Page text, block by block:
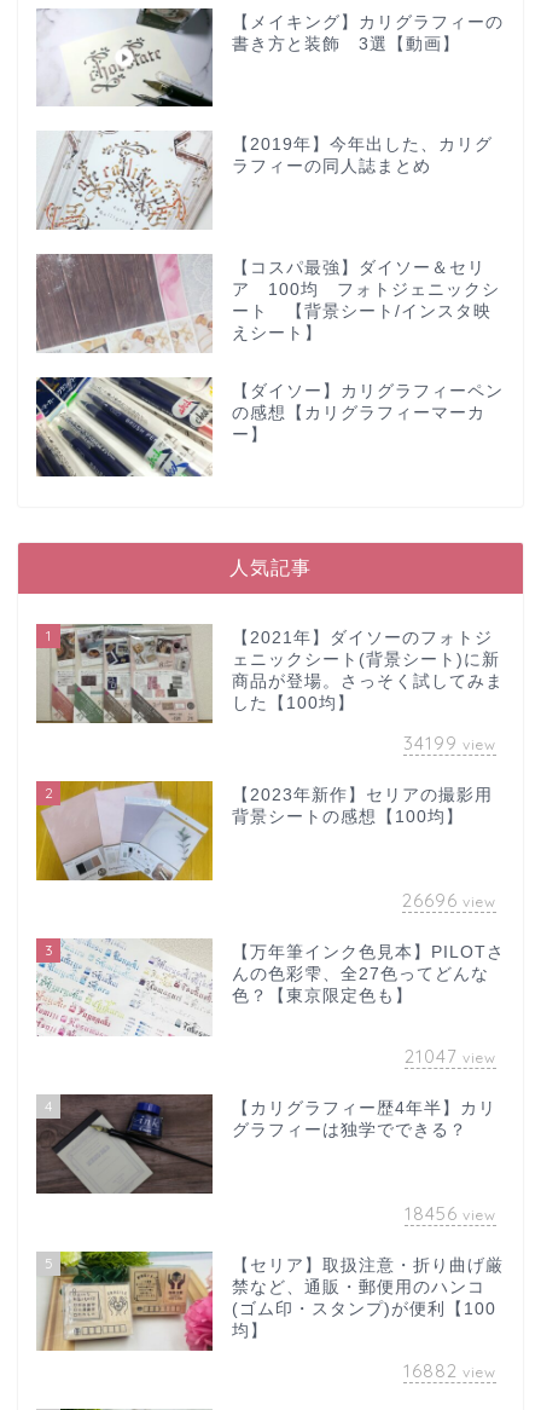
【メイキング】カリグラフィーの
書き方と装飾 3選【動画】
【2019年】今年出した、カリグ
ラフィーの同人誌まとめ
【コスパ最強】ダイソー＆セリ
ア 100均 フォトジェニックシ
ート 【背景シート/インスタ映
えシート】
【ダイソー】カリグラフィーペン
の感想【カリグラフィーマーカ
ー】
人気記事
1
【2021年】ダイソーのフォトジ
ェニックシート(背景シート)に新
商品が登場。さっそく試してみま
した【100均】
34199 view
2
【2023年新作】セリアの撮影用
背景シートの感想【100均】
26696 view
3
【万年筆インク色見本】PILOTさ
んの色彩雫、全27色ってどんな
色？【東京限定色も】
21047 view
4
【カリグラフィー歴4年半】カリ
グラフィーは独学でできる？
18456 view
5
【セリア】取扱注意・折り曲げ厳
禁など、通販・郵便用のハンコ
(ゴム印・スタンプ)が便利【100
均】
16882 view